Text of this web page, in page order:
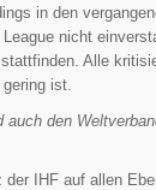
in den
nicht
Alle
ist.
den
IHF auf allen